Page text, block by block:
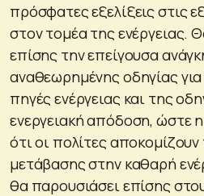
πρόσφατες εξελίξεις στις
στον τομέα της ενέργειας.
επίσης την επείγουσα
αναθεωρημένης οδηγίας
πηγές ενέργειας και της
ενεργειακή απόδοση, ώστε
ότι οι πολίτες
μετάβασης στην καθαρή
θα παρουσιάσει επίσης